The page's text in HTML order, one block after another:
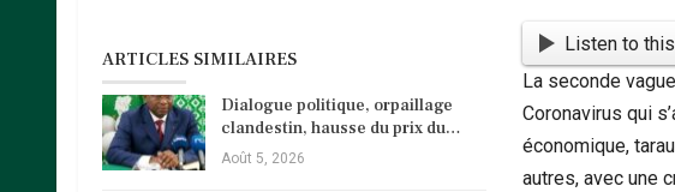
ARTICLES SIMILAIRES
Dialogue politique, orpaillage
clandestin, hausse du prix du…
Août 5, 2026
Listen to
La seconde
Coronavirus qui
économique,
autres, avec une